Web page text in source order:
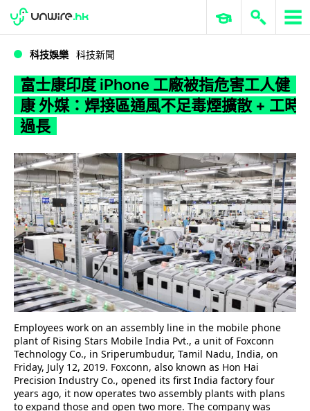
WWDC 2026 ERP 與商業 AI
科技娛樂 科技新聞
富士康印度 iPhone 工廠被指危害工人健
康 外媒：焊接區通風不足毒煙擴散 + 工時
過長
Employees work on an assembly line in the mobile phone
plant of Rising Stars Mobile India Pvt., a unit of Foxconn
Technology Co., in Sriperumbudur, Tamil Nadu, India, on
Friday, July 12, 2019. Foxconn, also known as Hon Hai
Precision Industry Co., opened its first India factory four
years ago, it now operates two assembly plants with plans
to expand those and open two more. The company was